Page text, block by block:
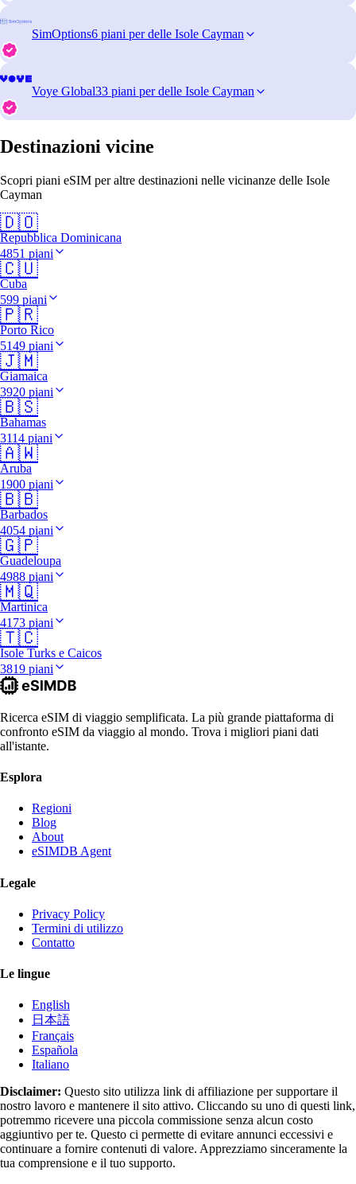
SimOptions6 piani per delle Isole Cayman
Voye Global33 piani per delle Isole Cayman
Destinazioni vicine
Scopri piani eSIM per altre destinazioni nelle vicinanze delle Isole
Cayman
🇩🇴
Repubblica Dominicana
4851 piani
🇨🇺
Cuba
599 piani
🇵🇷
Porto Rico
5149 piani
🇯🇲
Giamaica
3920 piani
🇧🇸
Bahamas
3114 piani
🇦🇼
Aruba
1900 piani
🇧🇧
Barbados
4054 piani
🇬🇵
Guadeloupa
4988 piani
🇲🇶
Martinica
4173 piani
🇹🇨
Isole Turks e Caicos
3819 piani
Ricerca eSIM di viaggio semplificata. La più grande piattaforma di
confronto eSIM da viaggio al mondo. Trova i migliori piani dati
all'istante.
Esplora
Regioni
Blog
About
eSIMDB Agent
Legale
Privacy Policy
Termini di utilizzo
Contatto
Le lingue
English
日本語
Français
Española
Italiano
Disclaimer: Questo sito utilizza link di affiliazione per supportare il
nostro lavoro e mantenere il sito attivo. Cliccando su uno di questi link,
potremmo ricevere una piccola commissione senza alcun costo
aggiuntivo per te. Questo ci permette di evitare annunci eccessivi e
continuare a fornire contenuti di valore. Apprezziamo sinceramente la
tua comprensione e il tuo supporto.